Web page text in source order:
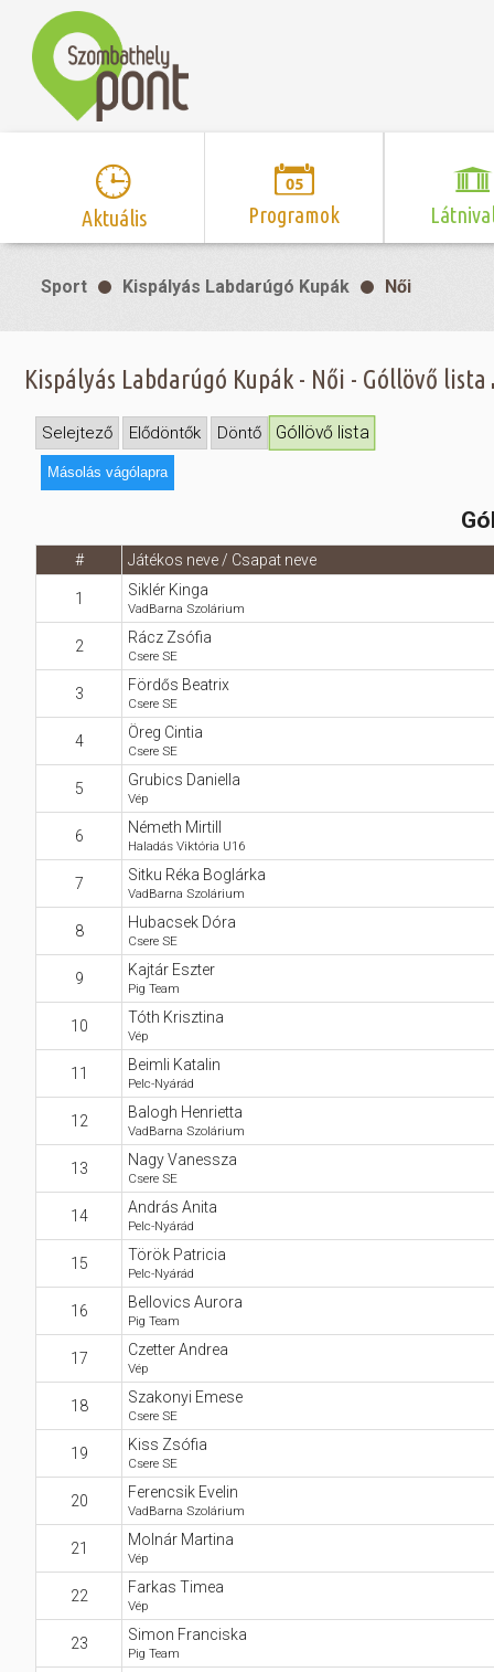
Aktuális Programok
Program naptár
Szent Márton
Színház/Tánc
Gyerekeknek
Buli/Disco
Kiemelt rendezvények
Tanfolyam, képzés
Tábor
Egyházi, vallási
Egyebek
Ünnepek,
Fák
Víz
Hírek
Egyéb
Sport Kispályás Labdarúgó Kupák Női
Kispályás Labdarúgó Kupák - Női - Góllövő lista
Selejtező Elődöntők Döntő Góllövő lista
Másolás vágólapra
# Játékos neve / Csapat neve
1 Siklér Kinga
VadBarna Szolárium
2 Rácz Zsófia
Csere SE
3 Fördős Beatrix
Csere SE
4 Öreg Cintia
Csere SE
5 Grubics Daniella
Vép
6 Németh Mirtill
Haladás Viktória U16
7 Sitku Réka Boglárka
VadBarna Szolárium
8 Hubacsek Dóra
Csere SE
9 Kajtár Eszter
Pig Team
10 Tóth Krisztina
Vép
11 Beimli Katalin
Pelc-Nyárád
12 Balogh Henrietta
VadBarna Szolárium
13 Nagy Vanessza
Csere SE
14 András Anita
Pelc-Nyárád
15 Török Patricia
Pelc-Nyárád
16 Bellovics Aurora
Pig Team
17 Czetter Andrea
Vép
18 Szakonyi Emese
Csere SE
19 Kiss Zsófia
Csere SE
20 Ferencsik Evelin
VadBarna Szolárium
21 Molnár Martina
Vép
22 Farkas Timea
Vép
23 Simon Franciska
Pig Team